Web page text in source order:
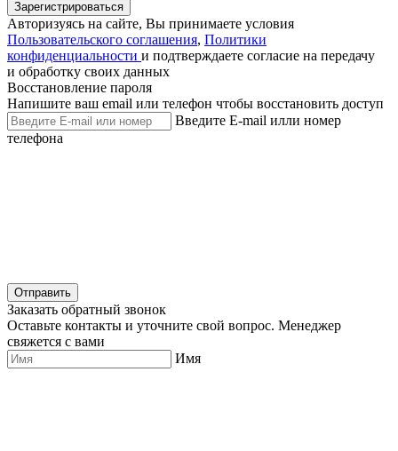
Зарегистрироваться
Авторизуясь на сайте, Вы принимаете условия
Пользовательского соглашения, Политики
конфиденциальности и подтверждаете согласие на передачу
и обработку своих данных
Восстановление пароля
Напишите ваш email или телефон чтобы восстановить доступ
Введите E-mail илли номер
телефона
Отправить
Заказать обратный звонок
Оставьте контакты и уточните свой вопрос. Менеджер
свяжется с вами
Имя